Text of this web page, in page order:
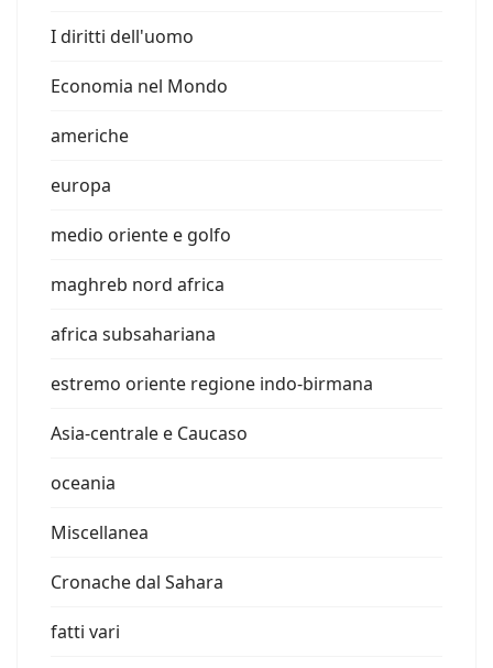
I diritti dell'uomo
Economia nel Mondo
americhe
europa
medio oriente e golfo
maghreb nord africa
africa subsahariana
estremo oriente regione indo-birmana
Asia-centrale e Caucaso
oceania
Miscellanea
Cronache dal Sahara
fatti vari